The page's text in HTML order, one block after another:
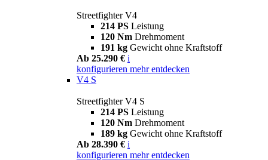
Streetfighter V4
214 PS Leistung
120 Nm Drehmoment
191 kg Gewicht ohne Kraftstoff
Ab 25.290 € i
konfigurieren mehr entdecken
V4 S
Streetfighter V4 S
214 PS Leistung
120 Nm Drehmoment
189 kg Gewicht ohne Kraftstoff
Ab 28.390 € i
konfigurieren mehr entdecken